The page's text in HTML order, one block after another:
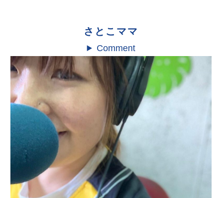
さとこママ
Comment